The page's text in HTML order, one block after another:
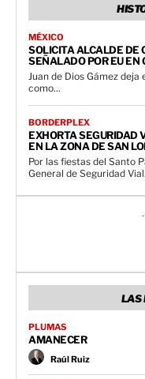
MÉXICO
SOLICITA ALCALDE DE
SEÑALADO POR EU EN
Juan de Dios Gámez
como...
BORDERPLEX
EXHORTA SEGURIDAD
EN LA ZONA DE SAN
Por las fiestas del Santo
General de Seguridad
LAS
PLUMAS
AMANECER
Raúl Ruiz